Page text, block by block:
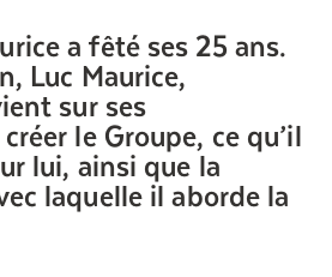
a fêté ses 25 ans.
Luc Maurice,
sur ses
le Groupe, ce qu’il
lui, ainsi que la
laquelle il aborde la